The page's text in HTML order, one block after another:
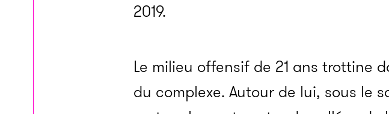
2019.
Le milieu offensif de 21 ans trottine
du complexe. Autour de lui, sous le